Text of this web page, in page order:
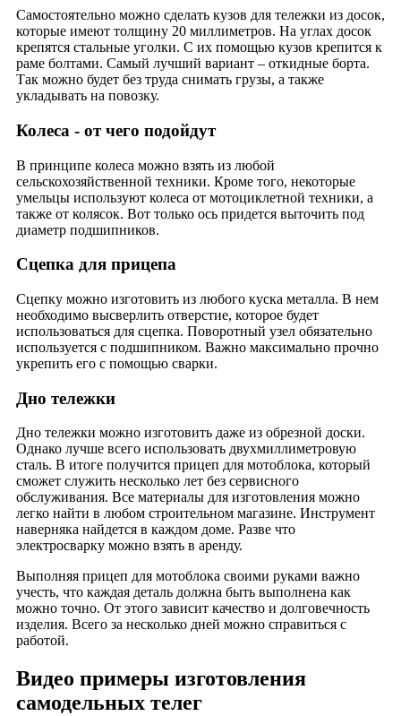
Самостоятельно можно сделать кузов для тележки из досок,
которые имеют толщину 20 миллиметров. На углах досок
крепятся стальные уголки. С их помощью кузов крепится к
раме болтами. Самый лучший вариант – откидные борта.
Так можно будет без труда снимать грузы, а также
укладывать на повозку.
Колеса - от чего подойдут
В принципе колеса можно взять из любой
сельскохозяйственной техники. Кроме того, некоторые
умельцы используют колеса от мотоциклетной техники, а
также от колясок. Вот только ось придется выточить под
диаметр подшипников.
Сцепка для прицепа
Сцепку можно изготовить из любого куска металла. В нем
необходимо высверлить отверстие, которое будет
использоваться для сцепка. Поворотный узел обязательно
используется с подшипником. Важно максимально прочно
укрепить его с помощью сварки.
Дно тележки
Дно тележки можно изготовить даже из обрезной доски.
Однако лучше всего использовать двухмиллиметровую
сталь. В итоге получится прицеп для мотоблока, который
сможет служить несколько лет без сервисного
обслуживания. Все материалы для изготовления можно
легко найти в любом строительном магазине. Инструмент
наверняка найдется в каждом доме. Разве что
электросварку можно взять в аренду.
Выполняя прицеп для мотоблока своими руками важно
учесть, что каждая деталь должна быть выполнена как
можно точно. От этого зависит качество и долговечность
изделия. Всего за несколько дней можно справиться с
работой.
Видео примеры изготовления
самодельных телег